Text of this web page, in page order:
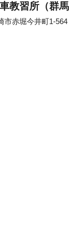
教習所（群馬
市赤堀今井町1-564